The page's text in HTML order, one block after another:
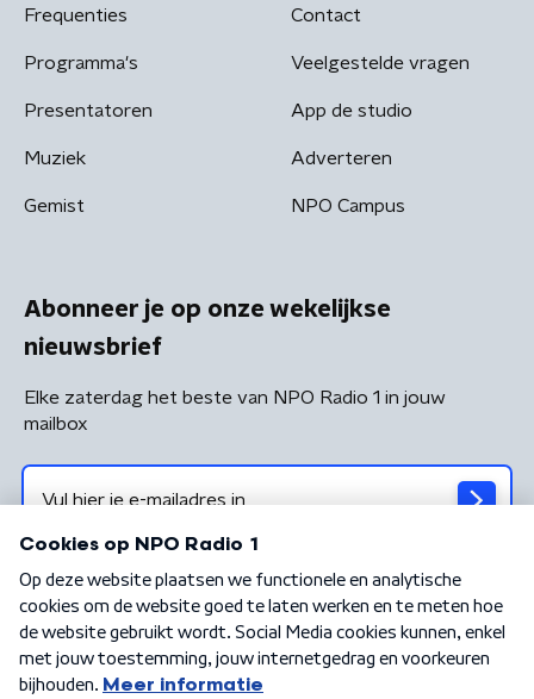
Frequenties
Programma's
Presentatoren
Muziek
Gemist
Contact
Veelgestelde vragen
App de studio
Adverteren
NPO Campus
Abonneer je op onze wekelijkse
nieuwsbrief
Elke zaterdag het beste van NPO Radio 1 in jouw
mailbox
Algemene voorwaarden